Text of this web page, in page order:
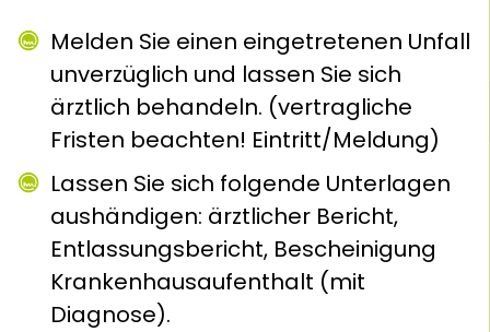
Melden Sie einen eingetretenen Unfall
unverzüglich und lassen Sie sich
ärztlich behandeln. (vertragliche
Fristen beachten! Eintritt/Meldung)
Lassen Sie sich folgende Unterlagen
aushändigen: ärztlicher Bericht,
Entlassungsbericht, Bescheinigung
Krankenhausaufenthalt (mit
Diagnose).